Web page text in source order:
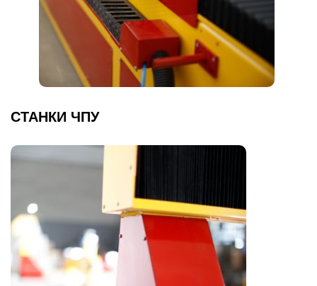
СТАНКИ ЧПУ